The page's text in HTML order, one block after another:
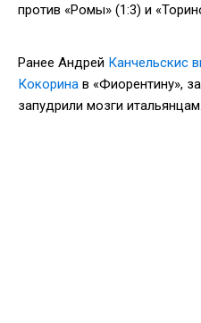
против «Ромы» (1:3) и
Ранее Андрей Канчельскис
Кокорина в «Фиорентину»,
запудрили мозги итальянцам.